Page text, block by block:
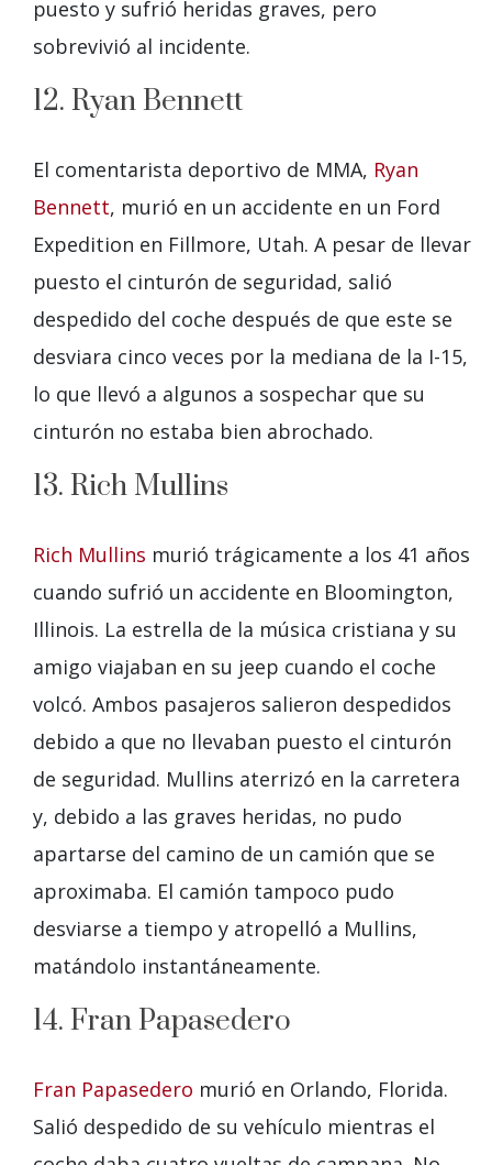
puesto y sufrió heridas graves, pero
sobrevivió al incidente.
12. Ryan Bennett
El comentarista deportivo de MMA, Ryan
Bennett, murió en un accidente en un Ford
Expedition en Fillmore, Utah. A pesar de llevar
puesto el cinturón de seguridad, salió
despedido del coche después de que este se
desviara cinco veces por la mediana de la I-15,
lo que llevó a algunos a sospechar que su
cinturón no estaba bien abrochado.
13. Rich Mullins
Rich Mullins murió trágicamente a los 41 años
cuando sufrió un accidente en Bloomington,
Illinois. La estrella de la música cristiana y su
amigo viajaban en su jeep cuando el coche
volcó. Ambos pasajeros salieron despedidos
debido a que no llevaban puesto el cinturón
de seguridad. Mullins aterrizó en la carretera
y, debido a las graves heridas, no pudo
apartarse del camino de un camión que se
aproximaba. El camión tampoco pudo
desviarse a tiempo y atropelló a Mullins,
matándolo instantáneamente.
14. Fran Papasedero
Fran Papasedero murió en Orlando, Florida.
Salió despedido de su vehículo mientras el